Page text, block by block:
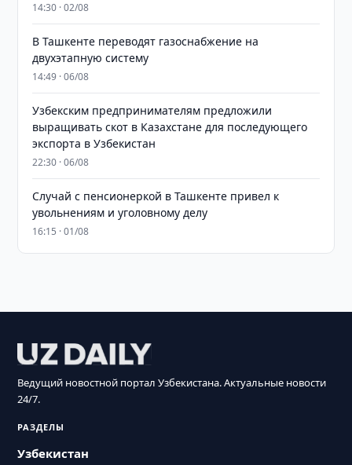
14:30 · 02/08
В Ташкенте переводят газоснабжение на
двухэтапную систему
14:49 · 06/08
Узбекским предпринимателям предложили
выращивать скот в Казахстане для последующего
экспорта в Узбекистан
22:30 · 06/08
Случай с пенсионеркой в Ташкенте привел к
увольнениям и уголовному делу
16:15 · 01/08
Ведущий новостной портал Узбекистана. Актуальные новости
24/7.
РАЗДЕЛЫ
Узбекистан